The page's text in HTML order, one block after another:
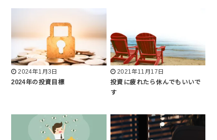
2024年1月3日
2024年の投資目標
2021年11月17日
投資に疲れたら休んでもいいで
す